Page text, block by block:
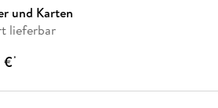
und Karten
lieferbar
€*